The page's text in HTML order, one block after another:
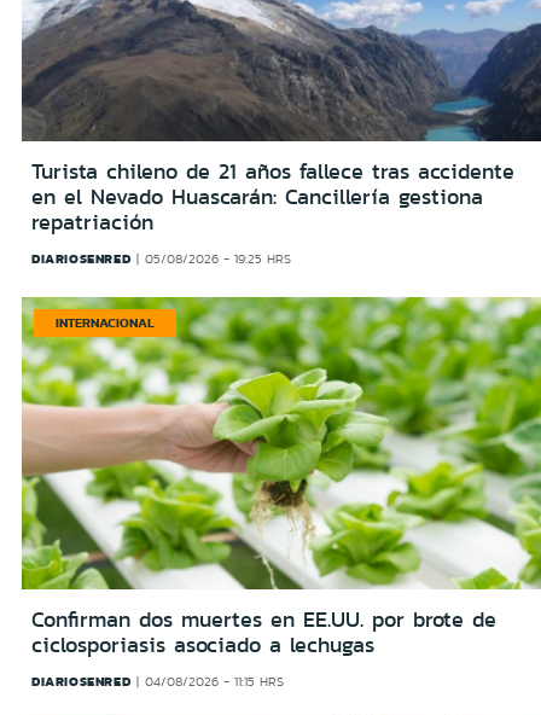
Turista chileno de 21 años fallece tras accidente
en el Nevado Huascarán: Cancillería gestiona
repatriación
DIARIOSENRED 05/08/2026 - 19:25 HRS
INTERNACIONAL
Confirman dos muertes en EE.UU. por brote de
ciclosporiasis asociado a lechugas
DIARIOSENRED 04/08/2026 - 11:15 HRS